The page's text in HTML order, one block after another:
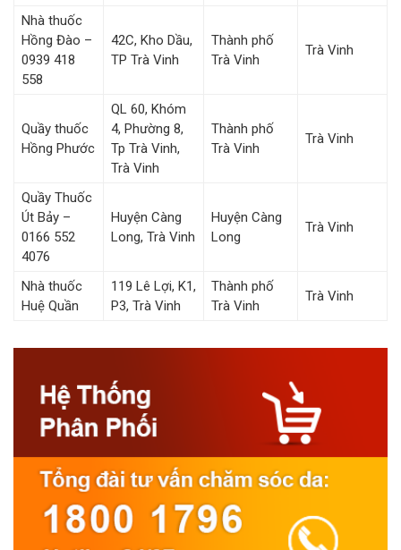
Nhà thuốc
Hồng Đào –
0939 418
558
42C, Kho Dầu,
TP Trà Vinh
Thành phố
Trà Vinh
Trà Vinh
Quầy thuốc
Hồng Phước
QL 60, Khóm
4, Phường 8,
Tp Trà Vinh,
Trà Vinh
Thành phố
Trà Vinh
Trà Vinh
Quầy Thuốc
Út Bảy –
0166 552
4076
Huyện Càng
Long, Trà Vinh
Huyện Càng
Long
Trà Vinh
Nhà thuốc
Huệ Quần
119 Lê Lợi, K1,
P3, Trà Vinh
Thành phố
Trà Vinh
Trà Vinh